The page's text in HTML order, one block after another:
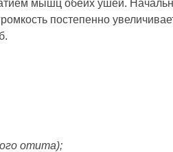
мышц обеих ушей.
постепенно
отита);